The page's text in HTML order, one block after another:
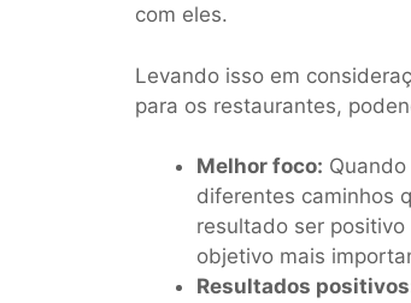
com eles.
Levando isso em
para os restaurantes,
Melhor foco:
diferentes caminhos
resultado ser
objetivo mais
Resultados